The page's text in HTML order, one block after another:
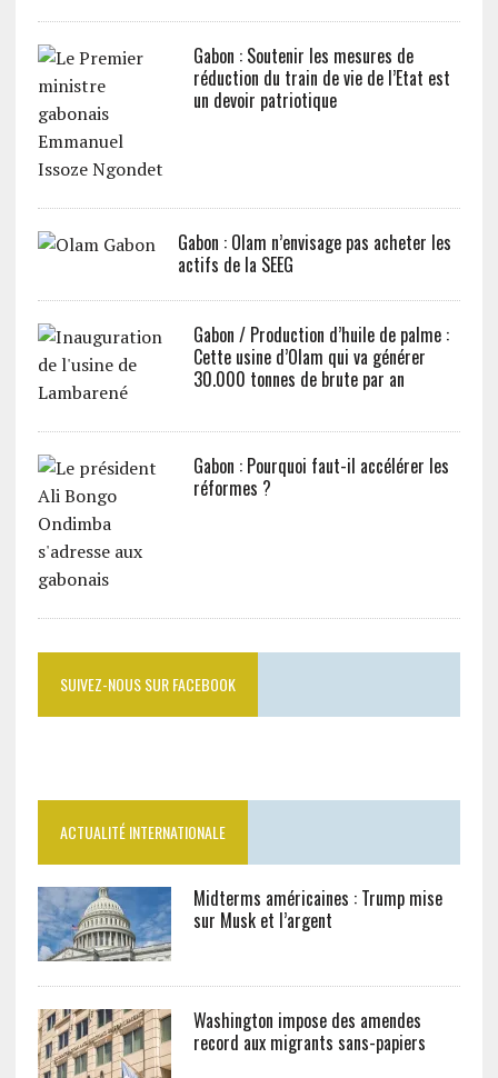
Gabon : Soutenir les mesures de
réduction du train de vie de l’Etat est
un devoir patriotique
Gabon : Olam n’envisage pas acheter les
actifs de la SEEG
Gabon / Production d’huile de palme :
Cette usine d’Olam qui va générer
30.000 tonnes de brute par an
Gabon : Pourquoi faut-il accélérer les
réformes ?
SUIVEZ-NOUS SUR FACEBOOK
ACTUALITÉ INTERNATIONALE
Midterms américaines : Trump mise
sur Musk et l’argent
Washington impose des amendes
record aux migrants sans-papiers